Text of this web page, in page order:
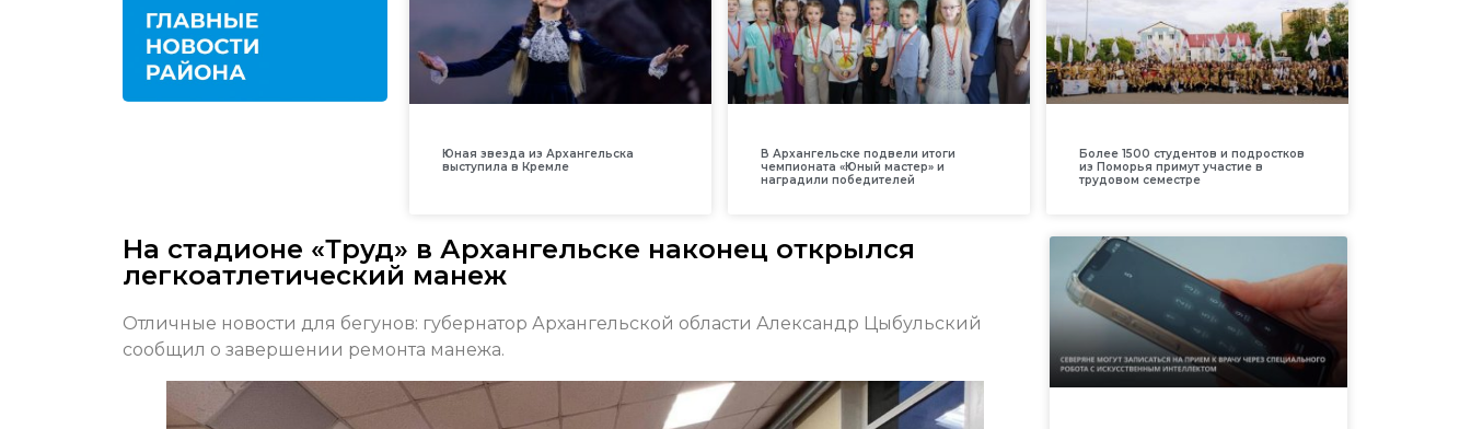
Юная звезда из Архангельска
выступила в Кремле
В Архангельске подвели итоги
чемпионата «Юный мастер» и
наградили победителей
Более 1500 студентов и подростков
из Поморья примут участие в
трудовом семестре
На стадионе «Труд» в Архангельске наконец открылся
легкоатлетический манеж
Отличные новости для бегунов: губернатор Архангельской области Александр Цыбульский
сообщил о завершении ремонта манежа.